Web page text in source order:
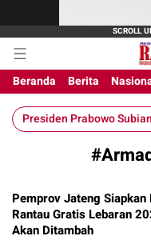
Beranda
Berita
Presiden Prabowo
Pemprov Jateng
Rantau Gratis Lebaran
Akan Ditambah